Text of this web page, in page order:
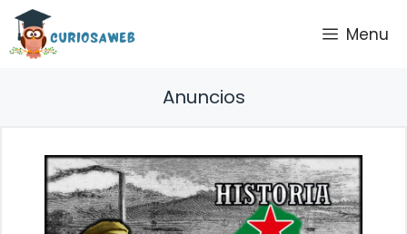
Saltar
contenido
Menu
Anuncios